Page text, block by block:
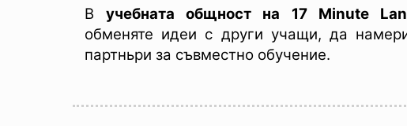
Вучебната общност на 17 Minute
обменяте идеи с други учащи, да
партньри за съвместно обучение.